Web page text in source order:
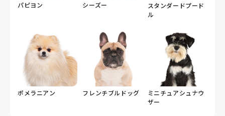
パピヨン シーズー
スタンダードプード
ル
ポメラニアン フレンチブルドッグ
ミニチュアシュナウ
ザー